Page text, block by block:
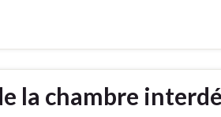
la chambre